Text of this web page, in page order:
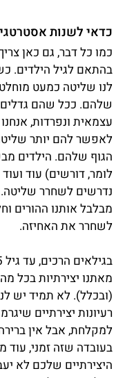
כדאי לשנות
כמו כל דבר, גם כאן
בהתאם לגיל הילדים.
לנו שליטה כמעט
שלהם. ככל שהם
עצמאית ונפרדות,
לאפשר להם יותר
הגוף שלהם. הילדים
לומר, דורשים) עוד
נדרשים לשחרר
מבלבל אותנו ההורים
לשחרר את האחיזה.
מאתנו יצירתיות בכל
(ובכלל). לא תמיד יש
רעיונות יצירתיים
למקלחת, אבל אין
בעובדה שזה זמני, עוד
היצירתיים שלכם לא